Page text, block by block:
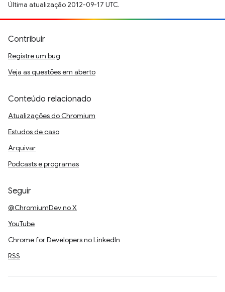
Última atualização 2012-09-17 UTC.
Contribuir
Registre um bug
Veja as questões em aberto
Conteúdo relacionado
Atualizações do Chromium
Estudos de caso
Arquivar
Podcasts e programas
Seguir
@ChromiumDev no X
YouTube
Chrome for Developers no LinkedIn
RSS